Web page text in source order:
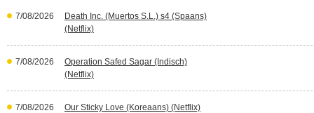
7/08/2026
Death Inc. (Muertos S.L.) s4 (Spaans)
(Netflix)
7/08/2026
Operation Safed Sagar (Indisch)
(Netflix)
7/08/2026 Our Sticky Love (Koreaans) (Netflix)